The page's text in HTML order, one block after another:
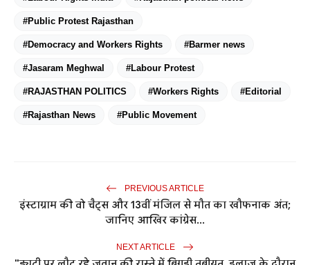
#Public Protest Rajasthan
#Democracy and Workers Rights #Barmer news
#Jasaram Meghwal #Labour Protest
#RAJASTHAN POLITICS #Workers Rights #Editorial
#Rajasthan News #Public Movement
PREVIOUS ARTICLE
इंस्टाग्राम की वो चैट्स और 13वीं मंजिल से मौत का खौफनाक अंत;
जानिए आखिर कांग्रेस...
NEXT ARTICLE